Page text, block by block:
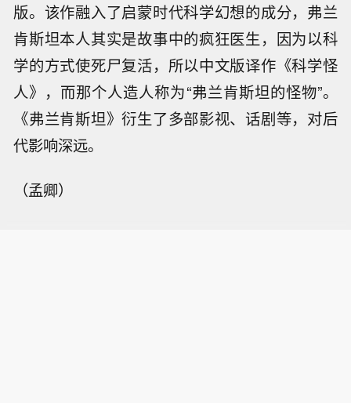
版。该作融入了启蒙时代科学幻想的成分，弗兰
肯斯坦本人其实是故事中的疯狂医生，因为以科
学的方式使死尸复活，所以中文版译作《科学怪
人》，而那个人造人称为“弗兰肯斯坦的怪物”。
《弗兰肯斯坦》衍生了多部影视、话剧等，对后
代影响深远。
（孟卿）